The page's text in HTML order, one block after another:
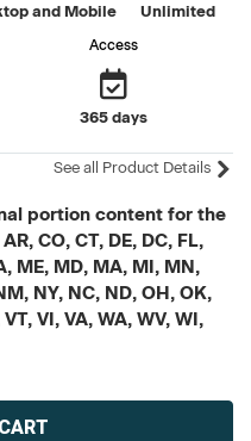
and Mobile Unlimited
Access
365 days
See all Product Details
portion content for the
CO, CT, DE, DC, FL,
ME, MD, MA, MI, MN,
NY, NC, ND, OH, OK,
VI, VA, WA, WV, WI,